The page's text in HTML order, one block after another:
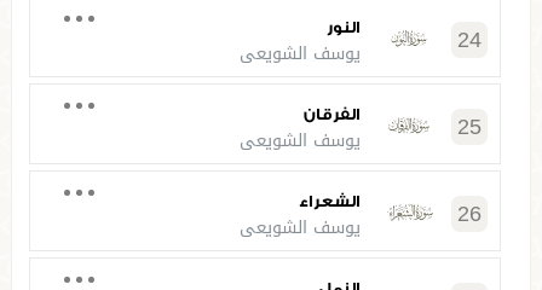
24 النور
يوسف الشويعي
25 الفرقان
يوسف الشويعي
26 الشعراء
يوسف الشويعي